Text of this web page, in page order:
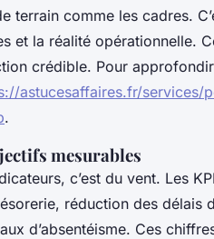
terrain comme les cadres.
et la réalité opérationnelle.
crédible. Pour
astucesaffaires.fr/services/
.
mesurables
c’est du vent. Les
réduction des délais
d’absentéisme. Ces